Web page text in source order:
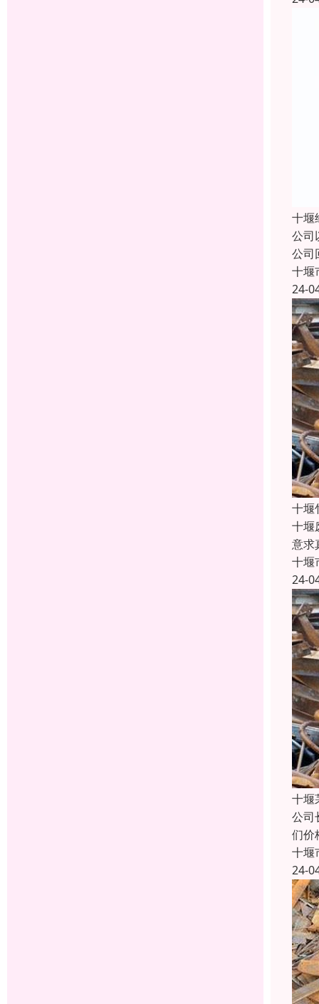
十堰
公司
公司
十堰
24-
十堰
十堰
意求
十堰
24-
十堰
公司
们价
十堰
24-